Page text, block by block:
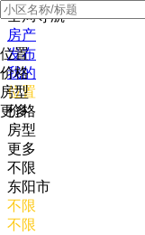
全局导航
房产
发布
我的
位置
价格
房型
更多
位置
价格
房型
更多
不限
东阳市
不限
不限